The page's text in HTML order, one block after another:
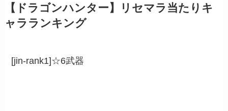
【ドラゴンハンター】リセマラ当たりキ
ャラランキング
[jin-rank1]☆6武器